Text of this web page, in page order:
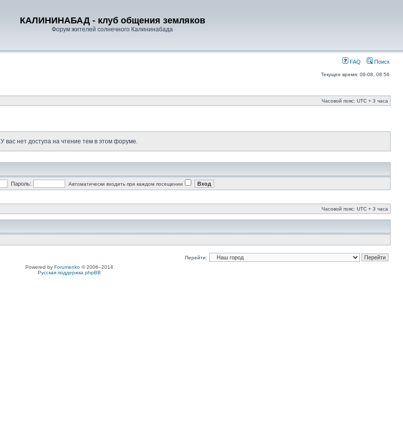
КАЛИНИНАБАД - клуб общения земляков
Форум жителей солнечного Калининабада
FAQ Поиск
Текущее время: 06-08, 08:56
Часовой пояс: UTC + 3 часа
У вас нет доступа на чтение тем в этом форуме.
Пароль: Автоматически входить при каждом посещении
Часовой пояс: UTC + 3 часа
Перейти:
Powered by Forumenko© 2006–2014
Русская поддержка phpBB